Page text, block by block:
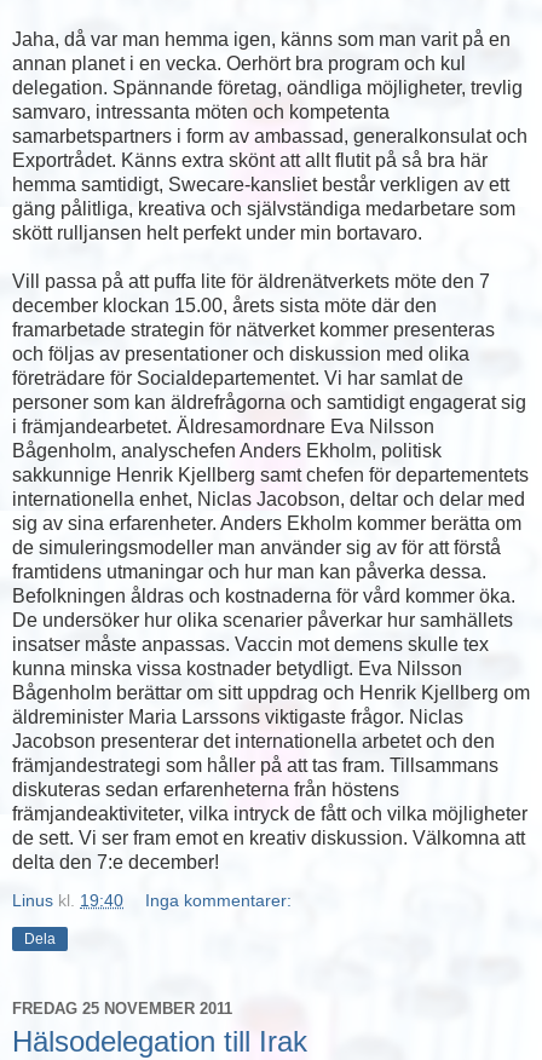
Jaha, då var man hemma igen, känns som man varit på en
annan planet i en vecka. Oerhört bra program och kul
delegation. Spännande företag, oändliga möjligheter, trevlig
samvaro, intressanta möten och kompetenta
samarbetspartners i form av ambassad, generalkonsulat och
Exportrådet. Känns extra skönt att allt flutit på så bra här
hemma samtidigt, Swecare-kansliet består verkligen av ett
gäng pålitliga, kreativa och självständiga medarbetare som
skött rulljansen helt perfekt under min bortavaro.
Vill passa på att puffa lite för äldrenätverkets möte den 7
december klockan 15.00, årets sista möte där den
framarbetade strategin för nätverket kommer presenteras
och följas av presentationer och diskussion med olika
företrädare för Socialdepartementet. Vi har samlat de
personer som kan äldrefrågorna och samtidigt engagerat sig
i främjandearbetet. Äldresamordnare Eva Nilsson
Bågenholm, analyschefen Anders Ekholm, politisk
sakkunnige Henrik Kjellberg samt chefen för departementets
internationella enhet, Niclas Jacobson, deltar och delar med
sig av sina erfarenheter. Anders Ekholm kommer berätta om
de simuleringsmodeller man använder sig av för att förstå
framtidens utmaningar och hur man kan påverka dessa.
Befolkningen åldras och kostnaderna för vård kommer öka.
De undersöker hur olika scenarier påverkar hur samhällets
insatser måste anpassas. Vaccin mot demens skulle tex
kunna minska vissa kostnader betydligt. Eva Nilsson
Bågenholm berättar om sitt uppdrag och Henrik Kjellberg om
äldreminister Maria Larssons viktigaste frågor. Niclas
Jacobson presenterar det internationella arbetet och den
främjandestrategi som håller på att tas fram. Tillsammans
diskuteras sedan erfarenheterna från höstens
främjandeaktiviteter, vilka intryck de fått och vilka möjligheter
de sett. Vi ser fram emot en kreativ diskussion. Välkomna att
delta den 7:e december!
Linus kl. 19:40 Inga kommentarer:
Dela
FREDAG 25 NOVEMBER 2011
Hälsodelegation till Irak